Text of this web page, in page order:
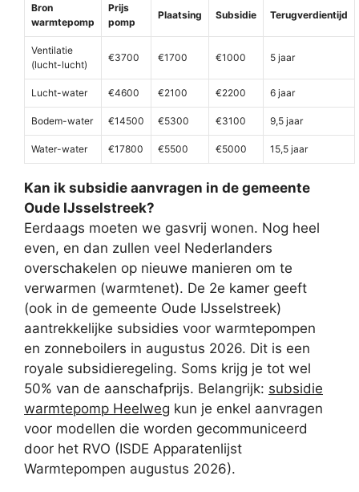
Bron
warmtepomp
Prijs
pomp
Plaatsing Subsidie Terugverdientijd
Ventilatie
(lucht-lucht)
€3700 €1700 €1000 5 jaar
Lucht-water €4600 €2100 €2200 6 jaar
Bodem-water €14500 €5300 €3100 9,5 jaar
Water-water €17800 €5500 €5000 15,5 jaar
Kan ik subsidie aanvragen in de gemeente
Oude IJsselstreek?
Eerdaags moeten we gasvrij wonen. Nog heel
even, en dan zullen veel Nederlanders
overschakelen op nieuwe manieren om te
verwarmen (warmtenet). De 2e kamer geeft
(ook in de gemeente Oude IJsselstreek)
aantrekkelijke subsidies voor warmtepompen
en zonneboilers in augustus 2026. Dit is een
royale subsidieregeling. Soms krijg je tot wel
50% van de aanschafprijs. Belangrijk: subsidie
warmtepomp Heelweg kun je enkel aanvragen
voor modellen die worden gecommuniceerd
door het RVO (ISDE Apparatenlijst
Warmtepompen augustus 2026).